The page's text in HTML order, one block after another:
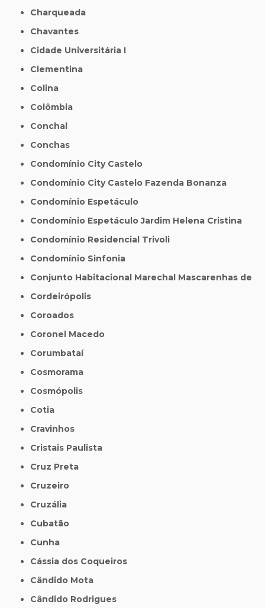
Charqueada
Chavantes
Cidade Universitária I
Clementina
Colina
Colômbia
Conchal
Conchas
Condomínio City Castelo
Condomínio City Castelo Fazenda Bonanza
Condomínio Espetáculo
Condomínio Espetáculo Jardim Helena Cristina
Condomínio Residencial Trivoli
Condomínio Sinfonia
Conjunto Habitacional Marechal Mascarenhas de
Cordeirópolis
Coroados
Coronel Macedo
Corumbataí
Cosmorama
Cosmópolis
Cotia
Cravinhos
Cristais Paulista
Cruz Preta
Cruzeiro
Cruzália
Cubatão
Cunha
Cássia dos Coqueiros
Cândido Mota
Cândido Rodrigues